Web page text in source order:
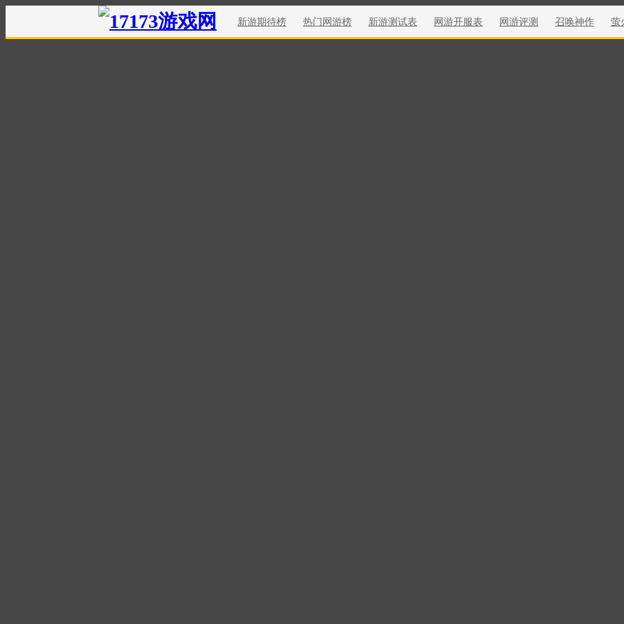
新游期待榜 热门网游榜 新游测试表 网游开服表 网游评测 召唤神作 萤